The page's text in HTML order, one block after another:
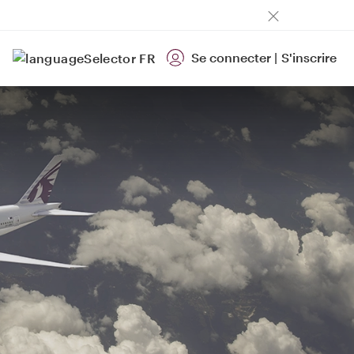
FR Se connecter | S'inscrire